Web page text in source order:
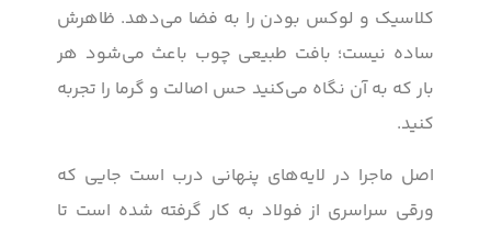
کلاسیک و لوکس بودن را به فضا می‌دهد. ظاهرش
ساده نیست؛ بافت طبیعی چوب باعث می‌شود هر
بار که به آن نگاه می‌کنید حس اصالت و گرما را تجربه
کنید.
اصل ماجرا در لایه‌های پنهانی درب است جایی که
ورقی سراسری از فولاد به کار گرفته شده است تا